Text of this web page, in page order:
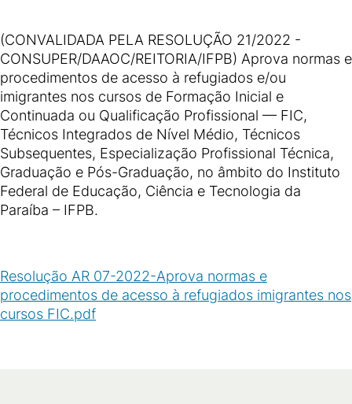
(CONVALIDADA PELA RESOLUÇÃO 21/2022 -
CONSUPER/DAAOC/REITORIA/IFPB) Aprova normas e
procedimentos de acesso à refugiados e/ou
imigrantes nos cursos de Formação Inicial e
Continuada ou Qualificação Profissional — FIC,
Técnicos Integrados de Nível Médio, Técnicos
Subsequentes, Especialização Profissional Técnica,
Graduação e Pós-Graduação, no âmbito do Instituto
Federal de Educação, Ciência e Tecnologia da
Paraíba – IFPB.
Resolução AR 07-2022-Aprova normas e
procedimentos de acesso à refugiados imigrantes nos
cursos FIC.pdf